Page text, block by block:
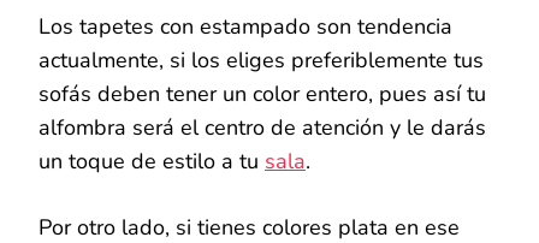
Los tapetes con estampado son tendencia
actualmente, si los eliges preferiblemente tus
sofás deben tener un color entero, pues así tu
alfombra será el centro de atención y le darás
un toque de estilo a tu sala.
Por otro lado, si tienes colores plata en ese